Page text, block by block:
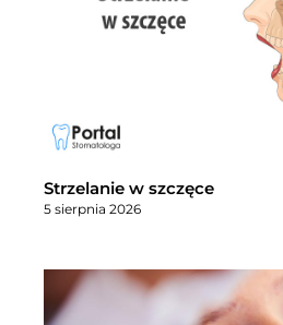
Strzelanie w szczęce
5 sierpnia 2026